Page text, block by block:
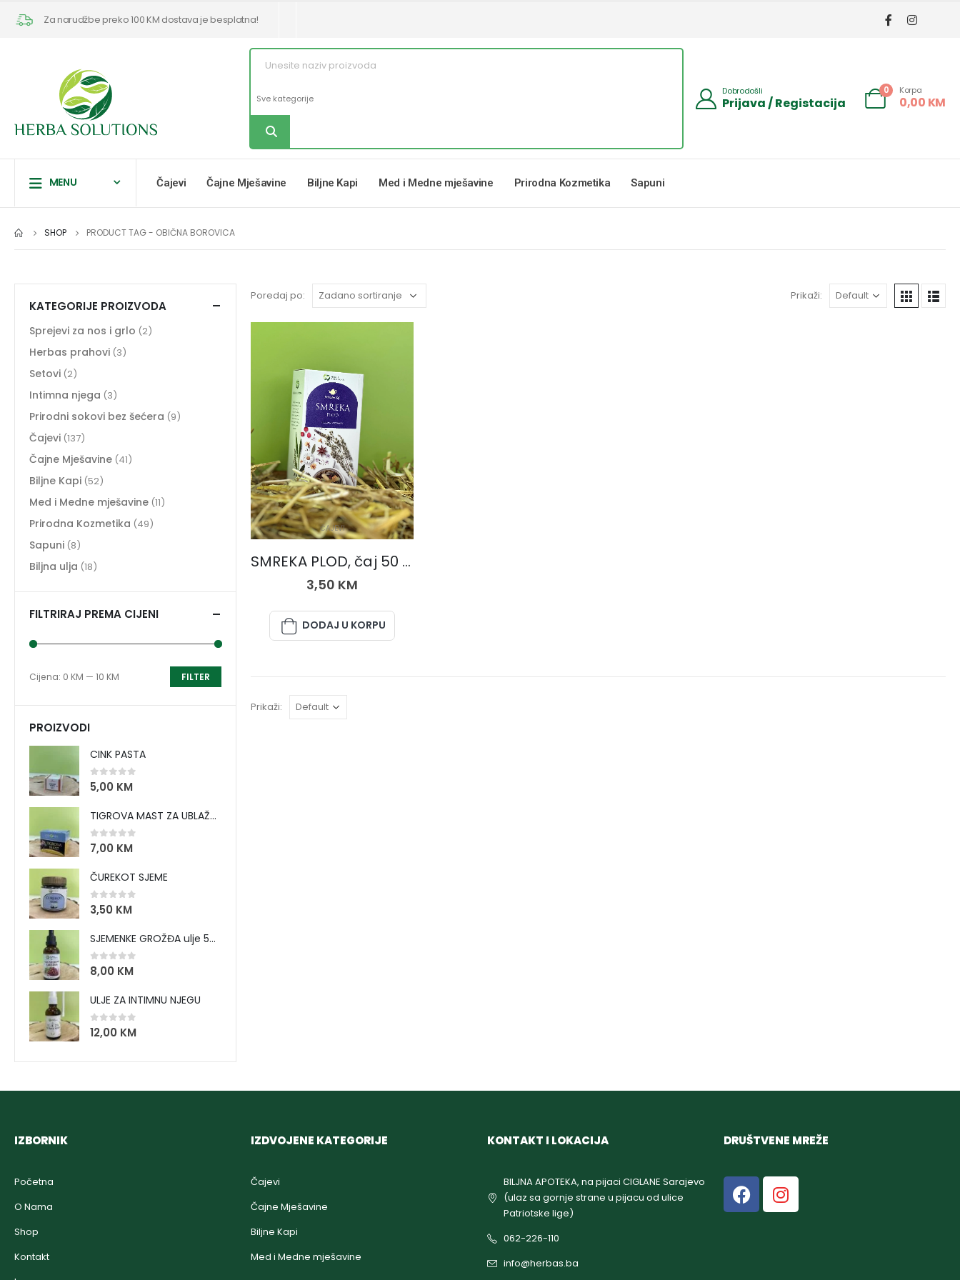
Za narudžbe preko 100 KM dostava je besplatna!
Dobrodošli
Prijava / Registacija
0 Korpa
0,00 KM
MENU Čajevi Čajne Mješavine Biljne Kapi Med i Medne mješavine Prirodna Kozmetika Sapuni
SHOP PRODUCT TAG - OBIČNA BOROVICA
Poredaj po: Prikaži:
ČAJEVI
SMREKA PLOD, čaj 50 gr.
3,50 KM
DODAJ U KORPU
Prikaži:
KATEGORIJE PROIZVODA
Sprejevi za nos i grlo (2)
Herbas prahovi (3)
Setovi (2)
Intimna njega (3)
Prirodni sokovi bez šećera (9)
Čajevi (137)
Čajne Mješavine (41)
Biljne Kapi (52)
Med i Medne mješavine (11)
Prirodna Kozmetika (49)
Sapuni (8)
Biljna ulja (18)
FILTRIRAJ PREMA CIJENI
FILTER
Cijena: 0 KM — 10 KM
PROIZVODI
CINK PASTA
0 out of 5
5,00 KM
TIGROVA MAST ZA UBLAŽAVANJE BOLOVA I ZAGRIJAVANJE MIŠIĆA
0 out of 5
7,00 KM
ČUREKOT SJEME
0 out of 5
3,50 KM
SJEMENKE GROŽĐA ulje 50 ml
0 out of 5
8,00 KM
ULJE ZA INTIMNU NJEGU
0out of 5
12,00 KM
IZBORNIK
Početna
O Nama
Shop
Kontakt
IZDVOJENE KATEGORIJE
Čajevi
Čajne Mješavine
Biljne Kapi
Med i Medne mješavine
KONTAKT I LOKACIJA
BILJNA APOTEKA, na pijaci CIGLANE Sarajevo
(ulaz sa gornje strane u pijacu od ulice
Patriotske lige)
062-226-110
info@herbas.ba
DRUŠTVENE MREŽE